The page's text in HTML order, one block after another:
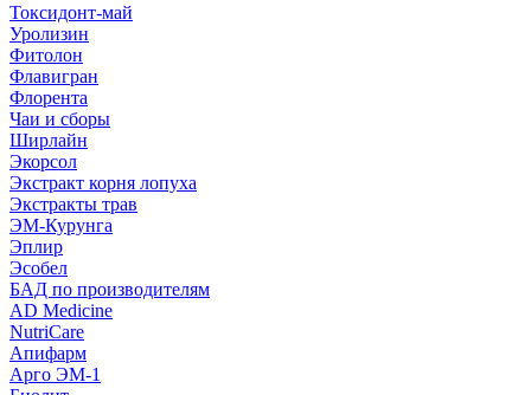
Токсидонт-май
Уролизин
Фитолон
Флавигран
Флорента
Чаи и сборы
Ширлайн
Экорсол
Экстракт корня лопуха
Экстракты трав
ЭМ-Курунга
Эплир
Эсобел
БАД по производителям
AD Medicine
NutriCare
Апифарм
Арго ЭМ-1